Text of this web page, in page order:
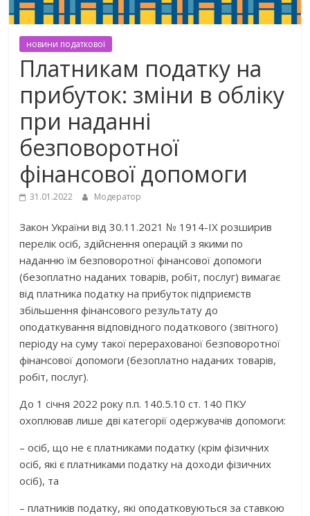
новини податкової
Платникам податку на
прибуток: зміни в обліку
при наданні
безповоротної
фінансової допомоги
31.01.2022 Модератор
Закон України від 30.11.2021 № 1914-ІХ розширив
перелік осіб, здійснення операцій з якими по
наданню їм безповоротної фінансової допомоги
(безоплатно наданих товарів, робіт, послуг) вимагає
від платника податку на прибуток підприємств
збільшення фінансового результату до
оподаткування відповідного податкового (звітного)
періоду на суму такої перерахованої безповоротної
фінансової допомоги (безоплатно наданих товарів,
робіт, послуг).
До 1 січня 2022 року п.п. 140.5.10 ст. 140 ПКУ
охоплював лише дві категорії одержувачів допомоги:
– осіб, що не є платниками податку (крім фізичних
осіб, які є платниками податку на доходи фізичних
осіб), та
– платників податку, які оподатковуються за ставкою